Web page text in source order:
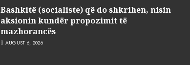
Bashkitë (socialiste) që do shkrihen, nisin
aksionin kundër propozimit të
mazhorancës
AUGUST 6, 2026